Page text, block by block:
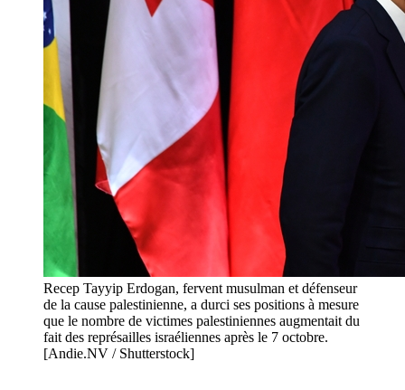
Recep Tayyip Erdogan, fervent musulman et défenseur
de la cause palestinienne, a durci ses positions à mesure
que le nombre de victimes palestiniennes augmentait du
fait des représailles israéliennes après le 7 octobre.
[Andie.NV / Shutterstock]